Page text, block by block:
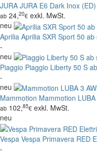
JURA JURA E6 Dark Inox
ab 24,20€ exkl. MwSt.
neu
Aprilia Aprilia SXR Sport 50
-
neu
Piaggio Piaggio Liberty 50 S
-
neu
Mammotion Mammotion
ab 102,85€ exkl. MwSt.
neu
Vespa Vespa Primavera RED
-